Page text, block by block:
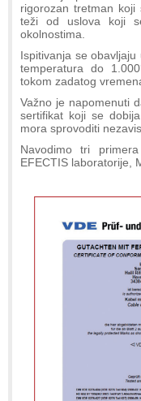
rigorozan tretman
teži od uslova koji
okolnostima.
Ispitivanja se
temperatura do
tokom zadatog
Važno je napomenuti
sertifikat koji se
mora sprovoditi
Navodimo tri
EFECTIS laboratorije,